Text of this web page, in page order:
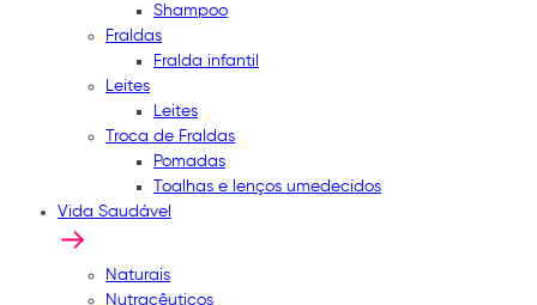
Shampoo
Fraldas
Fralda infantil
Leites
Leites
Troca de Fraldas
Pomadas
Toalhas e lenços umedecidos
Vida Saudável
Naturais
Nutracêuticos